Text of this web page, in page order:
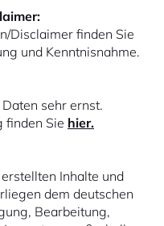
Disclaimer finden Sie
und Kenntnisnahme.
sehr ernst.
finden Sie hier.
Inhalte und
dem deutschen
Bearbeitung,